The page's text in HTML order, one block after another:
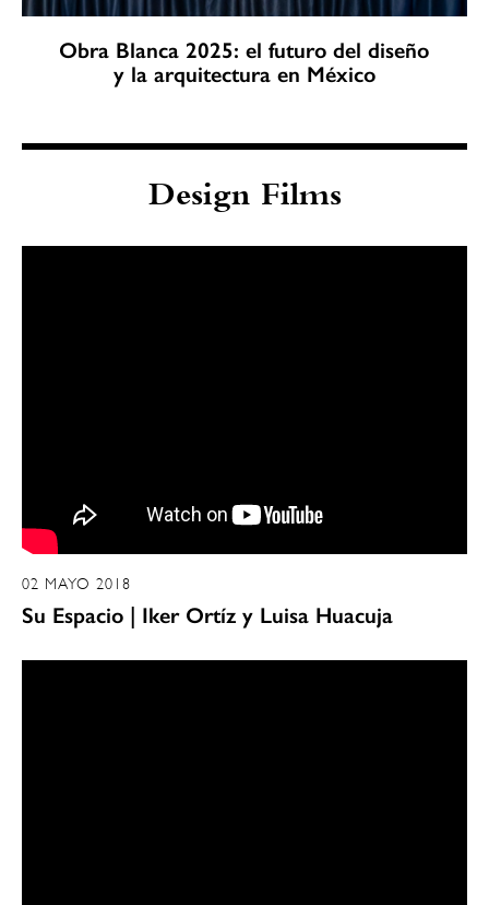
Obra Blanca 2025: el futuro del diseño
y la arquitectura en México
Design Films
02 MAYO 2018
Su Espacio | Iker Ortíz y Luisa Huacuja